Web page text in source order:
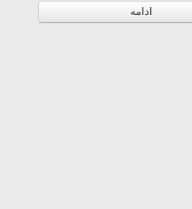
ادامه